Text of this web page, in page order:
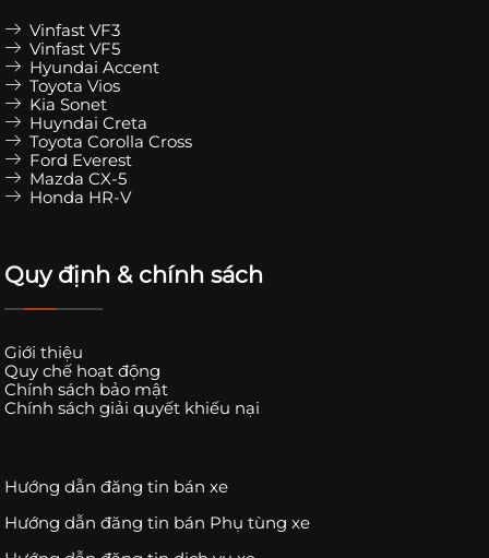
Vinfast VF3
Vinfast VF5
Hyundai Accent
Toyota Vios
Kia Sonet
Huyndai Creta
Toyota Corolla Cross
Ford Everest
Mazda CX-5
Honda HR-V
Quy định & chính sách
Giới thiệu
Quy chế hoạt động
Chính sách bảo mật
Chính sách giải quyết khiếu nại
Hướng dẫn đăng tin bán xe
Hướng dẫn đăng tin bán Phụ tùng xe